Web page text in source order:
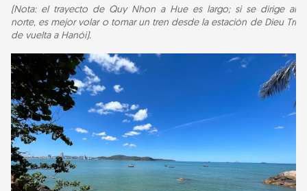
(Nota: el trayecto de Quy Nhon a Hue es largo; si se dirige al
norte, es mejor volar o tomar un tren desde la estación de Dieu Tri
de vuelta a Hanói).